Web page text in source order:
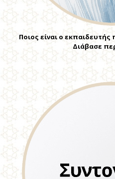
Ποιος είναι ο
Διάβασε